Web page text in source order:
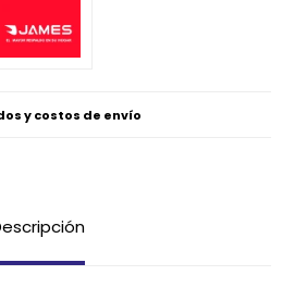
y costos de envío